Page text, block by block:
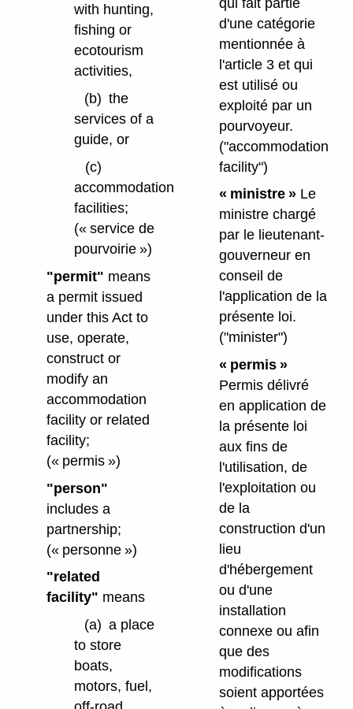
with hunting,
fishing or
ecotourism
activities,
(b) the
services of a
guide, or
(c)
accommodation
facilities;
(« service de
pourvoirie »)
"permit" means
a permit issued
under this Act to
use, operate,
construct or
modify an
accommodation
facility or related
facility;
(« permis »)
"person"
includes a
partnership;
(« personne »)
"related
facility" means
(a) a place
to store
boats,
motors, fuel,
d'une catégorie
mentionnée à
l'article 3 et qui
est utilisé ou
exploité par un
pourvoyeur.
("accommodation
facility")
« ministre »Le
ministre chargé
par le lieutenant-
gouverneur en
conseil de
l'application de la
présente loi.
("minister")
« permis »
Permis délivré
en application de
la présente loi
aux fins de
l'utilisation, de
l'exploitation ou
de la
construction d'un
lieu
d'hébergement
ou d'une
installation
connexe ou afin
que des
modifications
soient apportées